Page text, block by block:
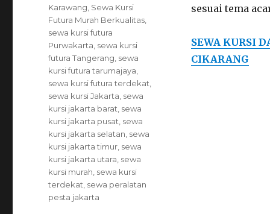
sesuai tema
SEWA KURSI
CIKARANG
Karawang Sewa Kursi
Futura Murah Berkualitas
sewa kursi futura
Purwakarta sewa kursi
futura Tangerang sewa
kursi futura tarumajaya
sewa kursi futura terdekat
sewa kursi Jakarta sewa
kursi jakarta barat sewa
kursi jakarta pusat sewa
kursi jakarta selatan sewa
kursi jakarta timur sewa
kursi jakarta utara sewa
kursi murah sewa kursi
terdekat sewa peralatan
pesta jakarta